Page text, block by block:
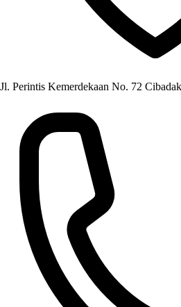
Jl. Perintis Kemerdekaan No. 72